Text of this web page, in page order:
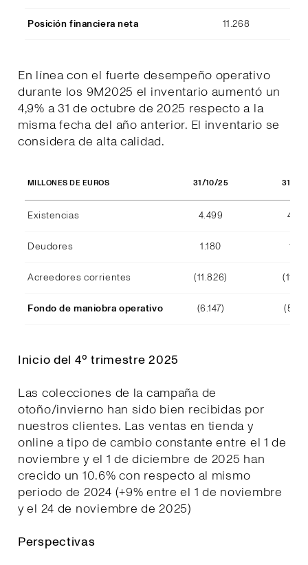
Posición financiera neta 11.268
En línea con el fuerte desempeño operativo
durante los 9M2025 el inventario aumentó un
4,9% a 31 de octubre de 2025 respecto a la
misma fecha del año anterior. El inventario se
considera de alta calidad.
MILLONES DE EUROS 31/10/25 31/
Existencias 4.499
Deudores 1.180
Acreedores corrientes (11.826)
Fondo de maniobra operativo (6.147)
Inicio del 4º trimestre 2025
Las colecciones de la campaña de
otoño/invierno han sido bien recibidas por
nuestros clientes. Las ventas en tienda y
online a tipo de cambio constante entre el 1 de
noviembre y el 1 de diciembre de 2025 han
crecido un 10.6% con respecto al mismo
periodo de 2024 (+9% entre el 1 de noviembre
y el 24 de noviembre de 2025)
Perspectivas